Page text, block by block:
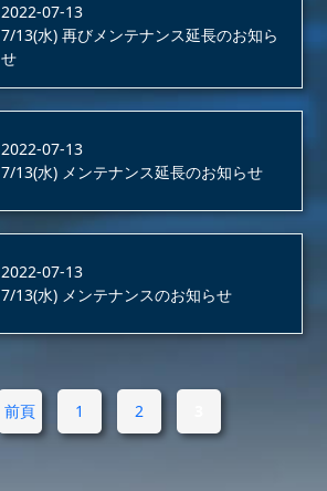
2022-07-13
7/13(水) 再びメンテナンス延長のお知ら
せ
2022-07-13
7/13(水) メンテナンス延長のお知らせ
2022-07-13
7/13(水) メンテナンスのお知らせ
前頁 1 2